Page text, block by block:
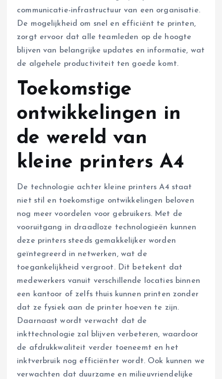
communicatie-infrastructuur van een organisatie.
De mogelijkheid om snel en efficiënt te printen,
zorgt ervoor dat alle teamleden op de hoogte
blijven van belangrijke updates en informatie, wat
de algehele productiviteit ten goede komt.
Toekomstige
ontwikkelingen in
de wereld van
kleine printers A4
De technologie achter kleine printers A4 staat
niet stil en toekomstige ontwikkelingen beloven
nog meer voordelen voor gebruikers. Met de
vooruitgang in draadloze technologieën kunnen
deze printers steeds gemakkelijker worden
geïntegreerd in netwerken, wat de
toegankelijkheid vergroot. Dit betekent dat
medewerkers vanuit verschillende locaties binnen
een kantoor of zelfs thuis kunnen printen zonder
dat ze fysiek aan de printer hoeven te zijn.
Daarnaast wordt verwacht dat de
inkttechnologie zal blijven verbeteren, waardoor
de afdrukkwaliteit verder toeneemt en het
inktverbruik nog efficiënter wordt. Ook kunnen we
verwachten dat duurzame en milieuvriendelijke